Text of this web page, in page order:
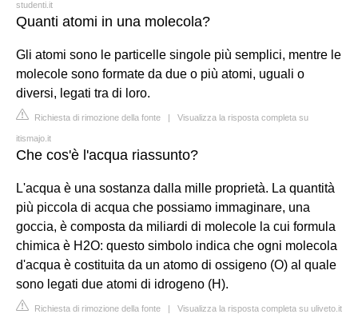
studenti.it
Quanti atomi in una molecola?
Gli atomi sono le particelle singole più semplici, mentre le
molecole sono formate da due o più atomi, uguali o
diversi, legati tra di loro.
Richiesta di rimozione della fonte | Visualizza la risposta completa su
itismajo.it
Che cos'è l'acqua riassunto?
L'acqua è una sostanza dalla mille proprietà. La quantità
più piccola di acqua che possiamo immaginare, una
goccia, è composta da miliardi di molecole la cui formula
chimica è H2O: questo simbolo indica che ogni molecola
d'acqua è costituita da un atomo di ossigeno (O) al quale
sono legati due atomi di idrogeno (H).
Richiesta di rimozione della fonte | Visualizza la risposta completa su uliveto.it